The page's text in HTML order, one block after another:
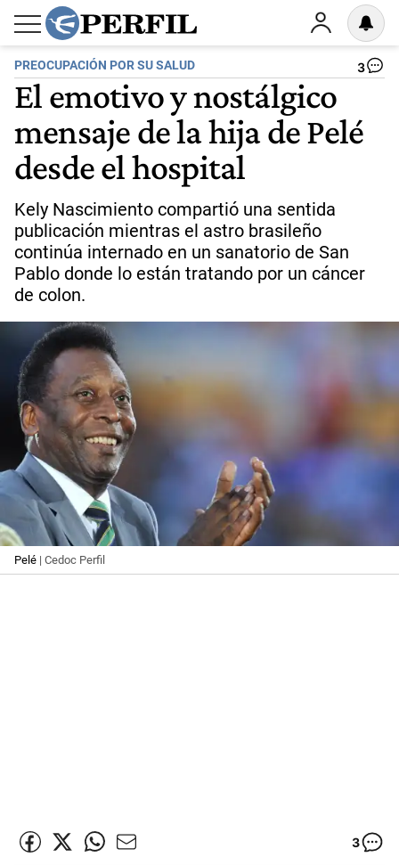
PREOCUPACIÓN POR SU SALUD 3
El emotivo y nostálgico
mensaje de la hija de Pelé
desde el hospital
Kely Nascimiento compartió una sentida
publicación mientras el astro brasileño
continúa internado en un sanatorio de San
Pablo donde lo están tratando por un cáncer
de colon.
Pelé | Cedoc Perfil
3